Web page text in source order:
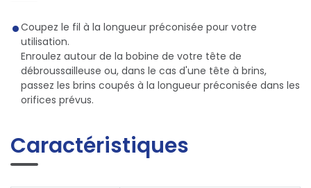
Coupez le fil à la longueur préconisée pour votre
utilisation.
Enroulez autour de la bobine de votre tête de
débroussailleuse ou, dans le cas d'une tête à brins,
passez les brins coupés à la longueur préconisée dans les
orifices prévus.
Caractéristiques